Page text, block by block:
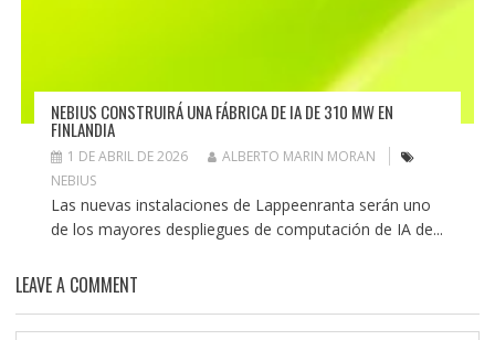
NEBIUS CONSTRUIRÁ UNA FÁBRICA DE IA DE 310 MW EN
FINLANDIA
1 DE ABRIL DE 2026
ALBERTO MARIN MORAN
NEBIUS
Las nuevas instalaciones de Lappeenranta serán uno
de los mayores despliegues de computación de IA de...
LEAVE A COMMENT